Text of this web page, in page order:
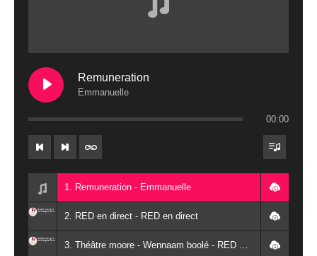
Remuneration
Emmanuelle
00:00
1. Remuneration - Emmanuelle
2. RED en direct - RED en direct
3. Théâtre moore - Wennaam boolé - RED Burkina